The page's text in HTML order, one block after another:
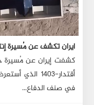
ايران تكشف عن مُسيرة
أقتدار-١٤٠٣
في صنف الدفاع...